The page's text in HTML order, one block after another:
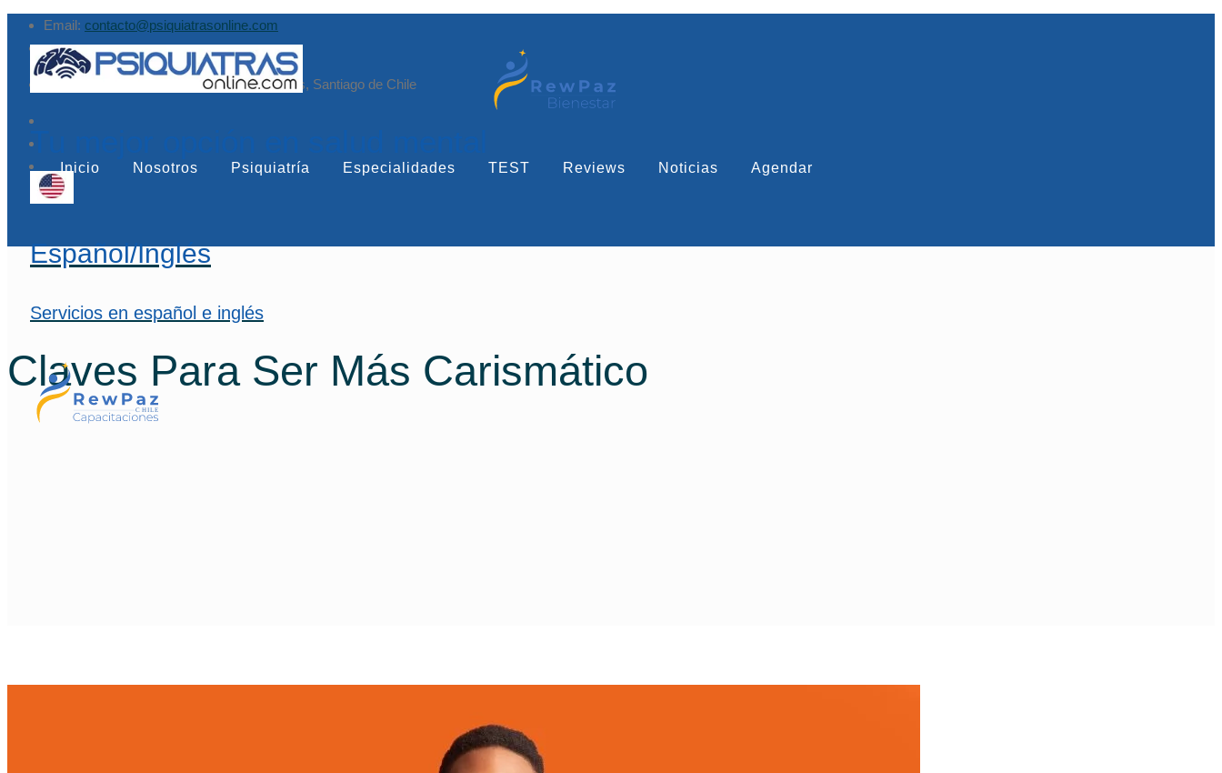
Email: contacto@psiquiatrasonline.com
Augusto Leguía Sur 79, of. 407, Las Condes, Santiago de Chile
Tu mejor opción en salud mental
Español/Inglés
Servicios en español e inglés
Inicio Nosotros Psiquiatría Especialidades TEST Reviews Noticias Agendar
Claves Para Ser Más Carismático